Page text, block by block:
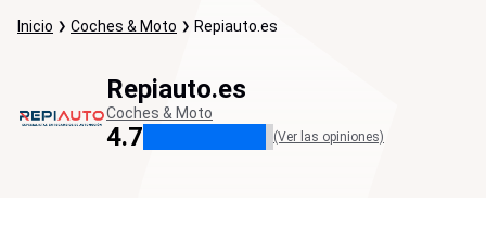
Inicio Coches & Moto Repiauto.es
Repiauto.es
Coches & Moto
4.7 (Ver las opiniones)